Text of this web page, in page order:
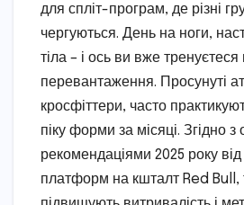
для спліт-програм, де різні
чергуються. День на ноги,
тіла – і ось ви вже
перевантаження. Просунуті
кросфіттери, часто
піку форми за місяці. Згідно
рекомендаціями 2025 року
платформ на кшталт Red Bull,